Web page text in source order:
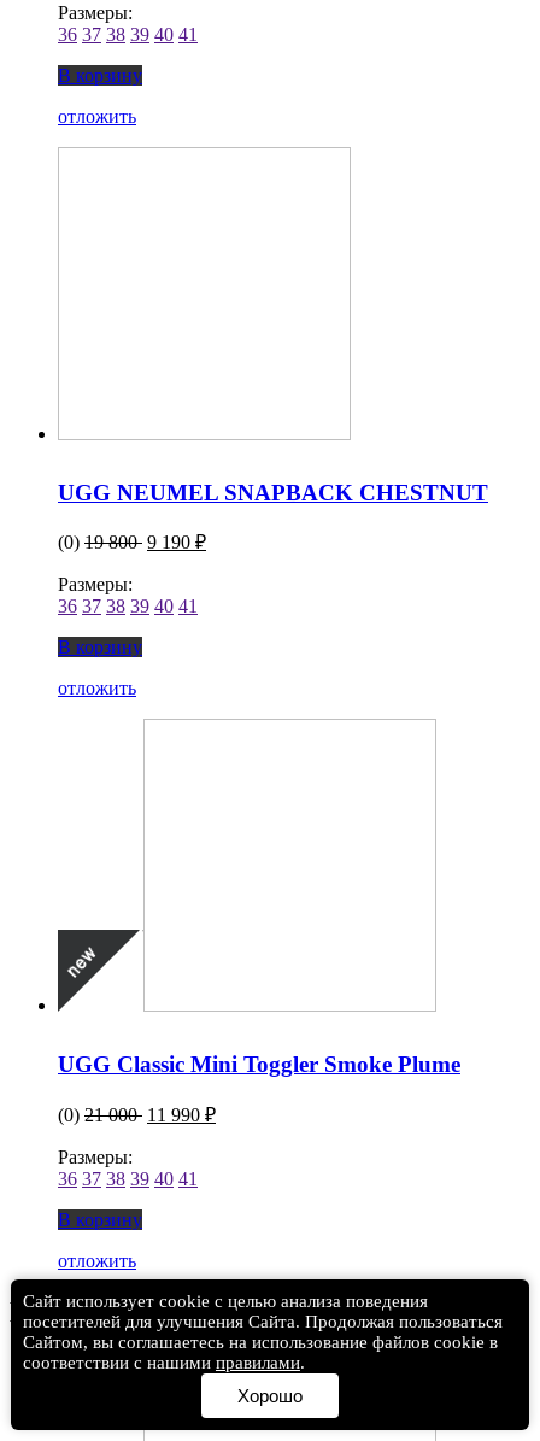
Размеры:
36 37 38 39 40 41
В корзину
отложить
UGG NEUMEL SNAPBACK CHESTNUT
(0) 19 800 9 190 ₽
Размеры:
36 37 38 39 40 41
В корзину
отложить
UGG Classic Mini Toggler Smoke Plume
(0) 21 000 11 990 ₽
Размеры:
36 37 38 39 40 41
В корзину
отложить
Вы смотрели
Сайт использует cookie с целью анализа поведения
посетителей для улучшения Сайта. Продолжая пользоваться
Сайтом, вы соглашаетесь на использование файлов cookie в
соответствии с нашими правилами.
Хорошо